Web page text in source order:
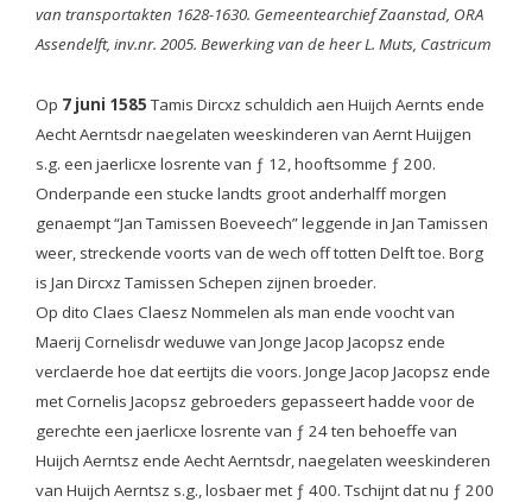
van transportakten 1628-1630. Gemeentearchief Zaanstad, ORA
Assendelft, inv.nr. 2005. Bewerking van de heer L. Muts, Castricum
Op 7 juni 1585Tamis Dircxz schuldich aen Huijch Aernts ende
Aecht Aerntsdr naegelaten weeskinderen van Aernt Huijgen
s.g. een jaerlicxe losrente van ƒ 12, hooftsomme ƒ 200.
Onderpande een stucke landts groot anderhalff morgen
genaempt “Jan Tamissen Boeveech” leggende in Jan Tamissen
weer, streckende voorts van de wech off totten Delft toe. Borg
is Jan Dircxz Tamissen Schepen zijnen broeder.
Op dito Claes Claesz Nommelen als man ende voocht van
Maerij Cornelisdr weduwe van Jonge Jacop Jacopsz ende
verclaerde hoe dat eertijts die voors. Jonge Jacop Jacopsz ende
met Cornelis Jacopsz gebroeders gepasseert hadde voor de
gerechte een jaerlicxe losrente van ƒ 24 ten behoeffe van
Huijch Aerntsz ende Aecht Aerntsdr, naegelaten weeskinderen
van Huijch Aerntsz s.g., losbaer met ƒ 400. Tschijnt dat nu ƒ 200